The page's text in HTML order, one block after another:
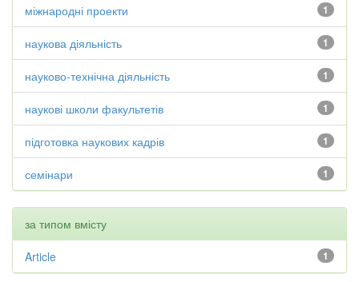
1
міжнародні проекти
1
наукова діяльність
1
науково-технічна діяльність
1
наукові школи факультетів
1
підготовка наукових кадрів
1
семінари
за типом вмісту
1
Article